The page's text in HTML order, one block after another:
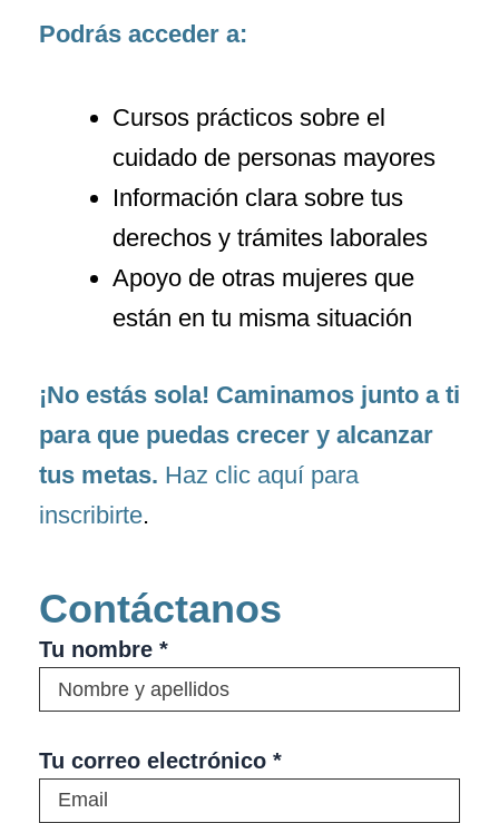
Podrás acceder a:
Cursos prácticos sobre el
cuidado de personas mayores
Información clara sobre tus
derechos y trámites laborales
Apoyo de otras mujeres que
están en tu misma situación
¡No estás sola! Caminamos junto a ti
para que puedas crecer y alcanzar
tus metas. Haz clic aquí para
inscribirte.
Contáctanos
Tu nombre *
Tu correo electrónico *